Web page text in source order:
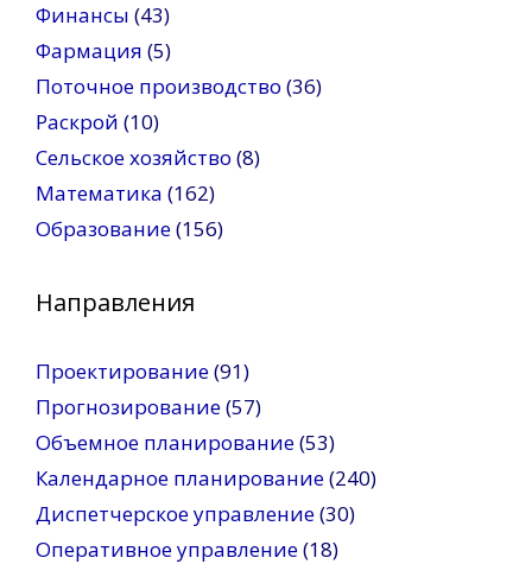
Финансы (43)
Фармация (5)
Поточное производство (36)
Раскрой (10)
Сельское хозяйство (8)
Математика (162)
Образование(156)
Направления
Проектирование(91)
Прогнозирование(57)
Объемное планирование(53)
Календарное планирование(240)
Диспетчерское управление(30)
Оперативное управление(18)